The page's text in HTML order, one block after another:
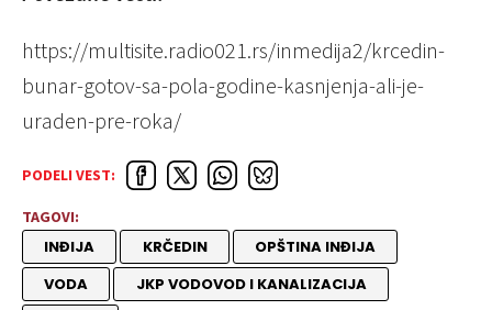
https://multisite.radio021.rs/inmedija2/krcedin-
bunar-gotov-sa-pola-godine-kasnjenja-ali-je-
uraden-pre-roka/
PODELI VEST:
TAGOVI:
INĐIJA KRČEDIN
OPŠTINA INĐIJA
VODA
JKP VODOVOD I KANALIZACIJA